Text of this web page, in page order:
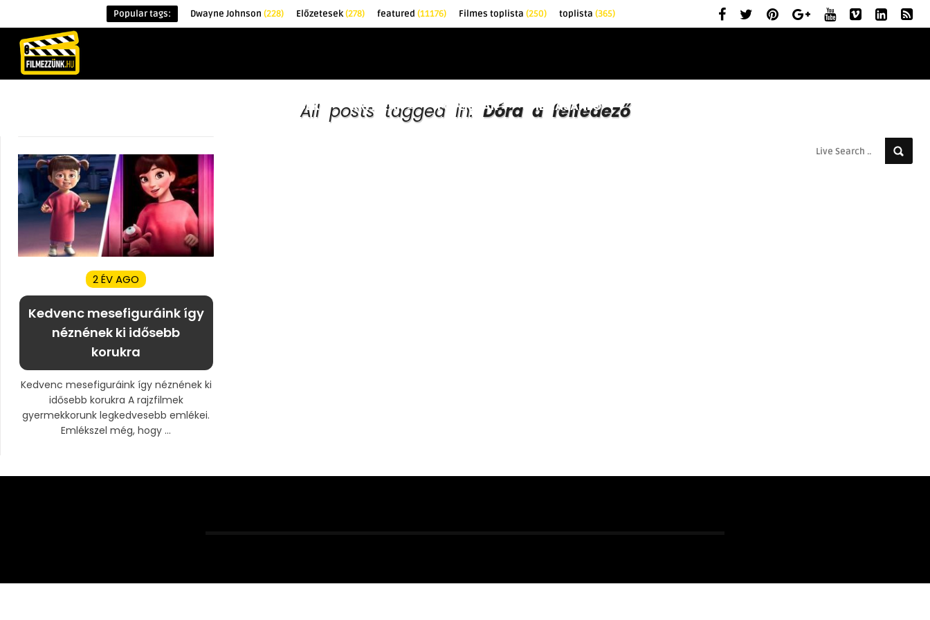
Popular tags: Dwayne Johnson (228) Előzetesek(278) featured (11176) Filmes toplista (250) toplista (365)
ÉRDEKESSÉGEK KRITIKÁK TOPLISTÁK FILMAJÁNLÓ
All posts tagged in: Dóra a felfedező
2 ÉV AGO
Kedvenc mesefiguráink így
néznének ki idősebb
korukra
Kedvenc mesefiguráink így néznének ki
idősebb korukra A rajzfilmek
gyermekkorunk legkedvesebb emlékei.
Emlékszel még, hogy ...